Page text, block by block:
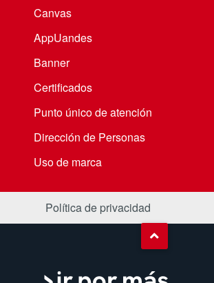
Canvas
AppUandes
Banner
Certificados
Punto único de atención
Dirección de Personas
Uso de marca
Política de privacidad